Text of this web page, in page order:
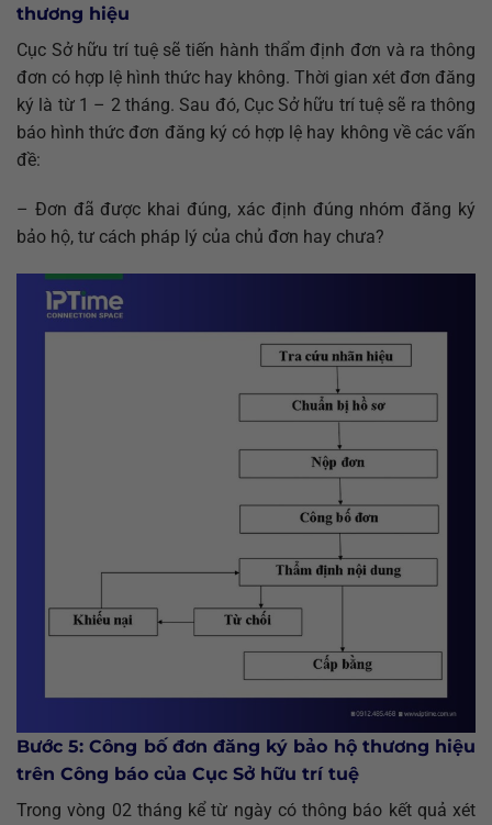
thương hiệu
Cục Sở hữu trí tuệ sẽ tiến hành thẩm định đơn và ra thông
đơn có hợp lệ hình thức hay không. Thời gian xét đơn đăng
ký là từ 1 – 2 tháng. Sau đó, Cục Sở hữu trí tuệ sẽ ra thông
báo hình thức đơn đăng ký có hợp lệ hay không về các vấn
đề:
– Đơn đã được khai đúng, xác định đúng nhóm đăng ký
bảo hộ, tư cách pháp lý của chủ đơn hay chưa?
Bước 5: Công bố đơn đăng ký bảo hộ thương hiệu
trên Công báo của Cục Sở hữu trí tuệ
Trong vòng 02 tháng kể từ ngày có thông báo kết quả xét